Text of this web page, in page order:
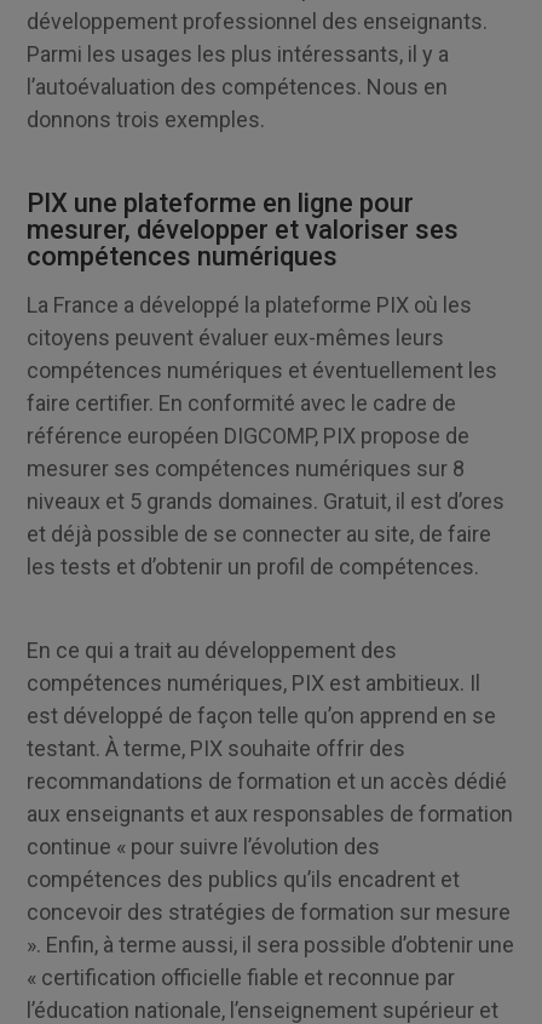
développement professionnel des enseignants.
Parmi les usages les plus intéressants, il y a
l’autoévaluation des compétences. Nous en
donnons trois exemples.
PIX une plateforme en ligne pour
mesurer, développer et valoriser ses
compétences numériques
La France a développé la plateforme PIX où les
citoyens peuvent évaluer eux-mêmes leurs
compétences numériques et éventuellement les
faire certifier. En conformité avec le cadre de
référence européen DIGCOMP, PIX propose de
mesurer ses compétences numériques sur 8
niveaux et 5 grands domaines. Gratuit, il est d’ores
et déjà possible de se connecter au site, de faire
les tests et d’obtenir un profil de compétences.
En ce qui a trait au développement des
compétences numériques, PIX est ambitieux. Il
est développé de façon telle qu’on apprend en se
testant. À terme, PIX souhaite offrir des
recommandations de formation et un accès dédié
aux enseignants et aux responsables de formation
continue « pour suivre l’évolution des
compétences des publics qu’ils encadrent et
concevoir des stratégies de formation sur mesure
». Enfin, à terme aussi, il sera possible d’obtenir une
« certification officielle fiable et reconnue par
l’éducation nationale, l’enseignement supérieur et